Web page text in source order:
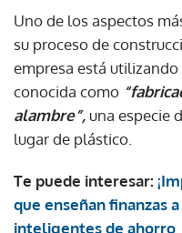
Uno de los aspectos
su proceso de
empresa está
conocida como
alambre”,una especie
lugar de plástico.
Te puede interesar:
que enseñan finanzas
inteligentes de ahorro